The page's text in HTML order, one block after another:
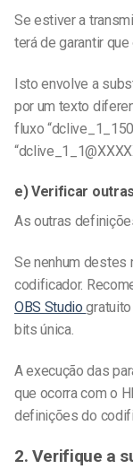
Se estiver a
terá de garantir
Isto envolve a
por um texto
fluxo
e) Verificar
As outras
Se nenhum destes
codificador.
OBS Studio
bits única.
A execução das
que ocorra com o
definições do
2. Verifique a